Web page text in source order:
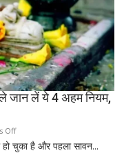
3
राशियों
पर
रह
सकती
है
शुभ
करियर
और
जान लें ये 4 अहम नियम,
Offon
सावन
चुका है और पहला सावन...